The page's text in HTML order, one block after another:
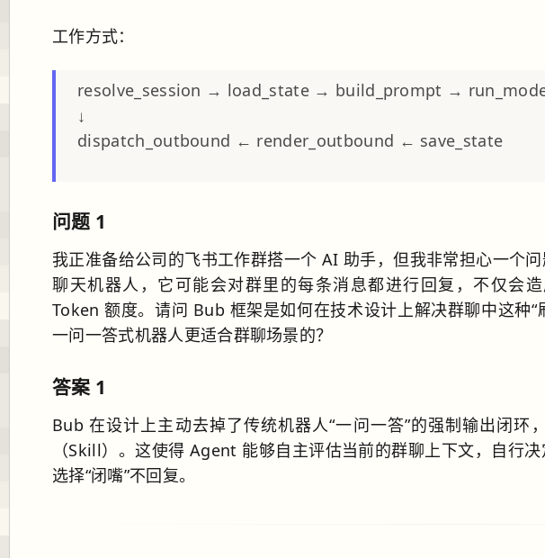
工作方式：
resolve_session → load_state → build_prompt →
↓
dispatch_outbound ← render_outbound ← save_state
问题 1
我正准备给公司的飞书工作群搭一个 AI 助手，但我非常担心一个
聊天机器人，它可能会对群里的每条消息都进行回复，不仅会
Token 额度。请问 Bub 框架是如何在技术设计上解决群聊中这种“
一问一答式机器人更适合群聊场景的？
答案 1
Bub 在设计上主动去掉了传统机器人“一问一答”的强制输出闭环
（Skill）。这使得 Agent 能够自主评估当前的群聊上下文，自行
选择“闭嘴”不回复。